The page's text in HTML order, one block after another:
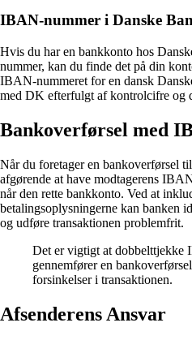
IBAN-nummer i Danske
Hvis du har en bankkonto hos
nummer, kan du finde det på din
IBAN-nummeret for en dansk
med DK efterfulgt af kontrolcifre og
Bankoverførsel med
Når du foretager en bankoverførsel
afgørende at have modtagerens
når den rette bankkonto. Ved at
betalingsoplysningerne kan banken
og udføre transaktionen problemfrit.
Det er vigtigt at dobbelttjekke
gennemfører en
forsinkelser i transaktionen.
Afsenderens Ansvar